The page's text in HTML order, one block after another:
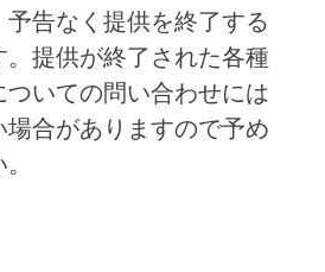
予告なく提供を終了する
。提供が終了された各種
ついての問い合わせには
場合がありますので予め